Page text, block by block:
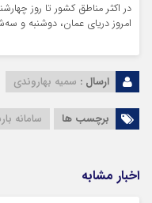
در اکثر مناطق کشور تا روز
امروز دریای عمان، دوشنبه و
ارسال : سمیه بهاروندی
برچسب ها سامانه
اخبار مشابه